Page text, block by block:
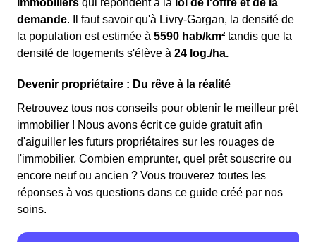
immobiliers qui répondent à la loi de l'offre et de la
demande. Il faut savoir qu'à Livry-Gargan, la densité de
la population est estimée à 5590 hab/km² tandis que la
densité de logements s'élève à 24 log./ha.
Devenir propriétaire : Du rêve à la réalité
Retrouvez tous nos conseils pour obtenir le meilleur prêt
immobilier ! Nous avons écrit ce guide gratuit afin
d'aiguiller les futurs propriétaires sur les rouages de
l'immobilier. Combien emprunter, quel prêt souscrire ou
encore neuf ou ancien ? Vous trouverez toutes les
réponses à vos questions dans ce guide créé par nos
soins.